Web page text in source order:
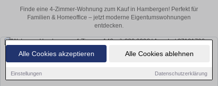
Alle Cookies akzeptieren Alle Cookies ablehnen
Einstellungen Datenschutzerklärung
Finde eine 4-Zimmer-Wohnung zum Kauf in Hambergen! Perfekt für
Familien & Homeoffice – jetzt moderne Eigentumswohnungen
entdecken.